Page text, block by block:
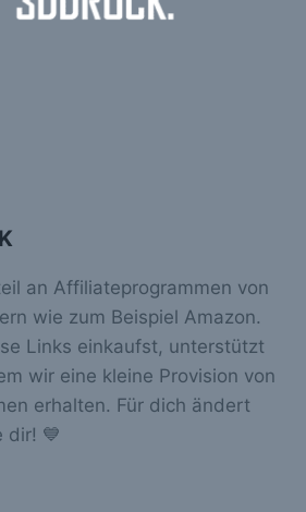
an Affiliateprogrammen von
wie zum Beispiel Amazon.
Links einkaufst, unterstützt
wir eine kleine Provision von
erhalten. Für dich ändert
dir! 💙